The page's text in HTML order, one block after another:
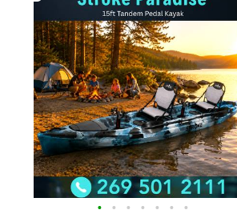
• • • • • • •